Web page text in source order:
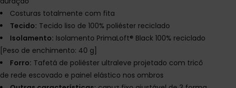
Costuras totalmente com fita
Tecido: Tecido liso de 100% poliéster reciclado
Isolamento: Isolamento PrimaLoft® Black 100% reciclado
[Peso de enchimento: 40 g]
Forro: Tafetá de poliéster ultraleve projetado com tricô
de rede escovado e painel elástico nos ombros